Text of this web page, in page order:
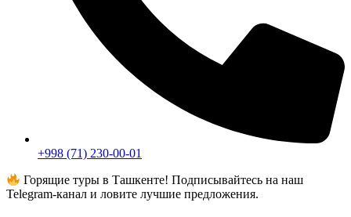
+998 (71) 230-00-01
Горящие туры в Ташкенте! Подписывайтесь на наш
Telegram-канал и ловите лучшие предложения.